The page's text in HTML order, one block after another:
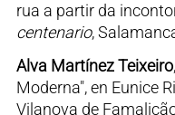
rua a partir da
centenario,
Alva Martínez Teixeiro
Moderna", en Eunice
Vilanova de